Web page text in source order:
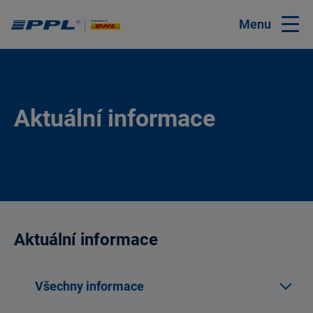
Menu
Aktuální informace
Aktuální informace
Všechny informace